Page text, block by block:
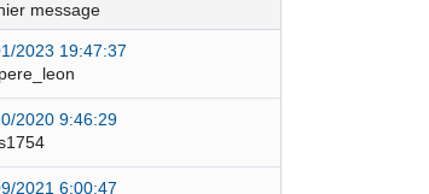
message
2023 19:47:37
2020 9:46:29
2021 6:00:47